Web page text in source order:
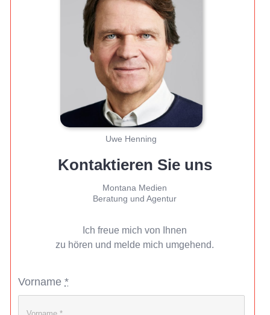
Uwe Henning
Kontaktieren Sie uns
Montana Medien
Beratung und Agentur
Ich freue mich von Ihnen
zu hören und melde mich umgehend.
Vorname*